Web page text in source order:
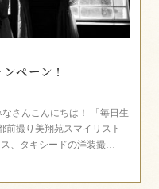
ペーン！
さんこんにちは！ 「毎日生
前撮り美翔苑スマイリスト
、タキシードの洋装撮…